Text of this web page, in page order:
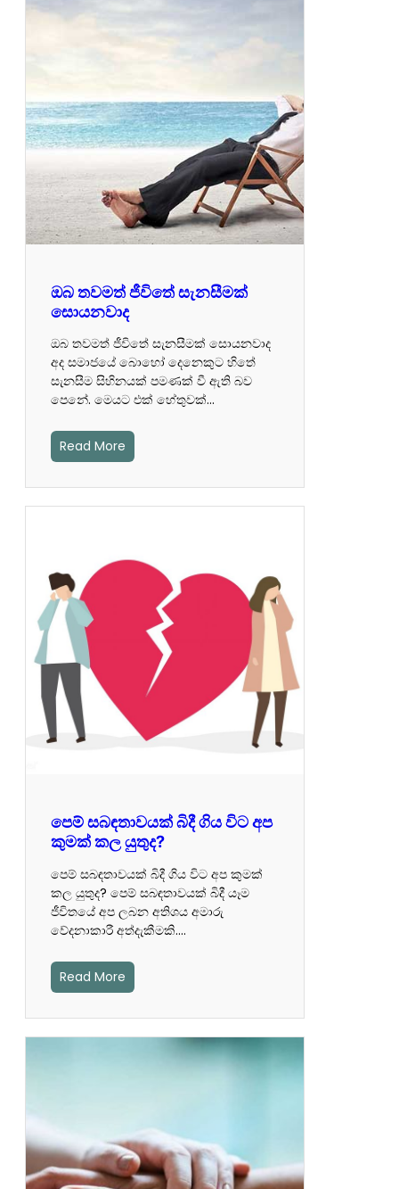
ඔබ තවමත් ජීවිතේ සැනසීමක්
සොයනවාද
ඔබ තවමත් ජීවිතේ සැනසීමක් සොයනවාද
අද සමාජයේ ‍බොහෝ දෙනෙකුට හිතේ
සැනසීම සිහිනයක් පමණක් වී ඇති බව
පෙනේ. මෙයට එක් හේතුවක්…
Read More
පෙම් සබඳතාවයක් බිදී ගිය විට අප
කුමක් කල යුතුද?
පෙම් සබඳතාවයක් බිදී ගිය විට අප කුමක්
කල යුතුද? පෙම් සබඳතාවයක් බිදී යෑම
ජීවිතයේ අප ලබන අතිශය අමාරු
වේදනාකාරී අත්දැකීමකි.…
Read More